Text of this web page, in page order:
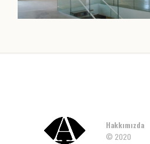
Hakkımızda
© 2020